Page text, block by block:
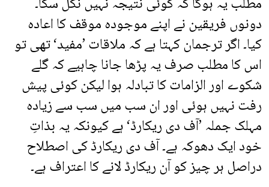
دونوں فریقین نے اپنے موجودہ موقف کا اعادہ
کیا۔ اگر ترجمان کہتا ہے کہ ملاقات ’مفید‘ تھی تو
اس کا مطلب صرف یہ پڑھا جانا چاہیے کہ گلے
شکوے اور الزامات کا تبادلہ ہوا لیکن کوئی پیش
رفت نہیں ہوئی اور ان سب میں سب سے زیادہ
مہلک جملہ ’آف دی ریکارڈ‘ ہے کیونکہ یہ بذاتِ
خود ایک دھوکہ ہے۔ آف دی ریکارڈ کی اصطلاح
دراصل ہر چیز کو آن ریکارڈ لانے کا اعتراف ہے۔